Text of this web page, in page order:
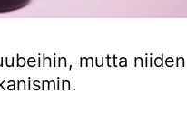
mutta niiden